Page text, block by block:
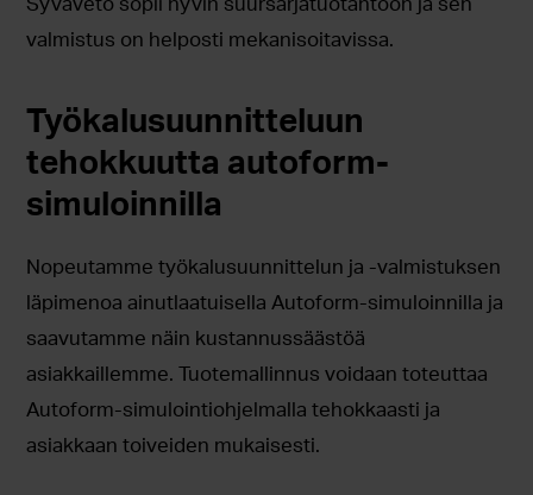
valmistus on helposti mekanisoitavissa.
Työkalusuunnitteluun
tehokkuutta autoform-
simuloinnilla
Nopeutamme työkalusuunnittelun ja -valmistuksen
läpimenoa ainutlaatuisella Autoform-simuloinnilla ja
saavutamme näin kustannussäästöä
asiakkaillemme. Tuotemallinnus voidaan toteuttaa
Autoform-simulointiohjelmalla tehokkaasti ja
asiakkaan toiveiden mukaisesti.